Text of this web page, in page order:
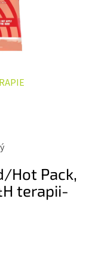
Hot Pack,
terapii-